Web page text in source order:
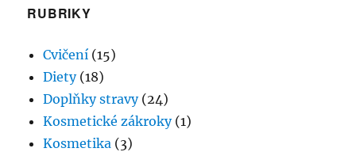
RUBRIKY
Cvičení (15)
Diety(18)
Doplňky stravy(24)
Kosmetické zákroky(1)
Kosmetika (3)